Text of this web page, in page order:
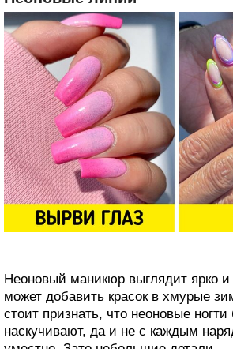
Неоновый маникюр выглядит ярко и
может добавить красок в хмурые
стоит признать, что неоновые
наскучивают, да и не с каждым